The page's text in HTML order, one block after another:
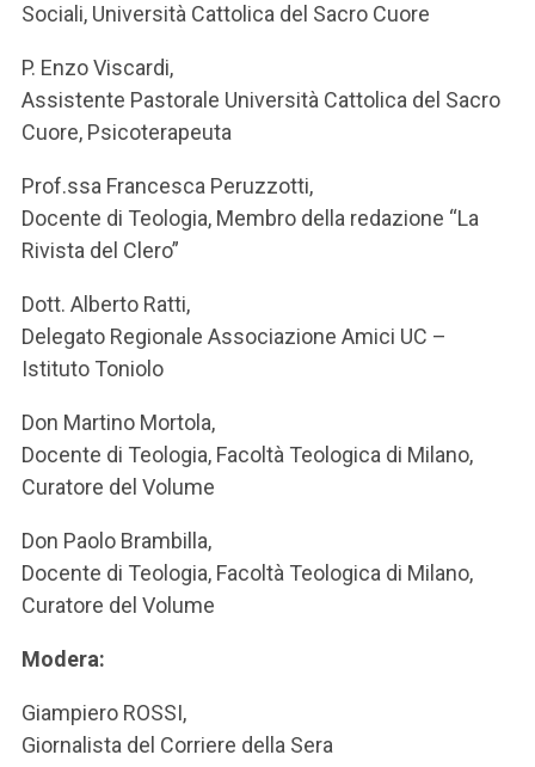
Sociali, Università Cattolica del Sacro Cuore
P. Enzo Viscardi,
Assistente Pastorale Università Cattolica del Sacro
Cuore, Psicoterapeuta
Prof.ssa Francesca Peruzzotti,
Docente di Teologia, Membro della redazione “La
Rivista del Clero”
Dott. Alberto Ratti,
Delegato Regionale Associazione Amici UC –
Istituto Toniolo
Don Martino Mortola,
Docente di Teologia, Facoltà Teologica di Milano,
Curatore del Volume
Don Paolo Brambilla,
Docente di Teologia, Facoltà Teologica di Milano,
Curatore del Volume
Modera:
Giampiero ROSSI,
Giornalista del Corriere della Sera